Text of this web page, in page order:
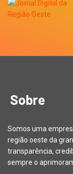
Sobre
Somos uma
região oeste da
transparência,
sempre o